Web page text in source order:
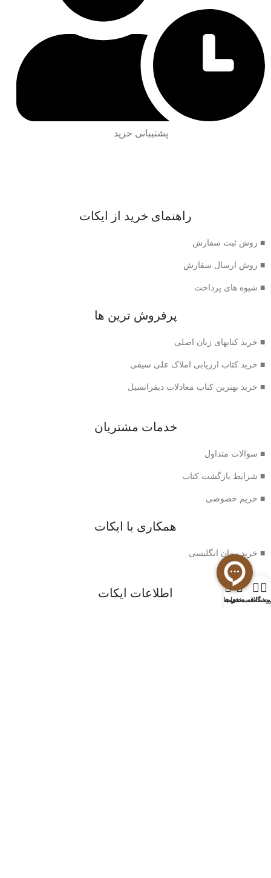
پشتیبانی خرید
راهنمای خرید از ایکات
■ روش ثبت سفارش
■ روش ارسال سفارش
■ شیوه های پرداخت
پرفروش ترین ها
■ خرید کتابهای زبان اصلی
■ خرید کتاب ارزیابی املاک علی سیفی
■ خرید بهترین کتاب معادلات دیفرانسیل
خدمات مشتریان
■ سوالات متداول
■ شرایط بازگشت کتاب
■ حریم خصوصی
همکاری با ایکات
■ خرید رمان انگلیسی
اطلاعات ایکات
علاقه مندی ها
0
سبد خرید
حساب من